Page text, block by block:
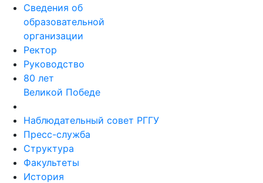
Сведения об
образовательной
организации
Ректор
Руководство
80 лет
Великой Победе
Наблюдательный совет РГГУ
Пресс-служба
Структура
Факультеты
История